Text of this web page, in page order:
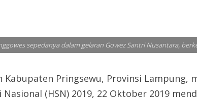
sepedanya dalam gelaran Gowez Santri Nusantara,
Kabupaten Pringsewu, Provinsi
(HSN) 2019, 22 Oktober 2019